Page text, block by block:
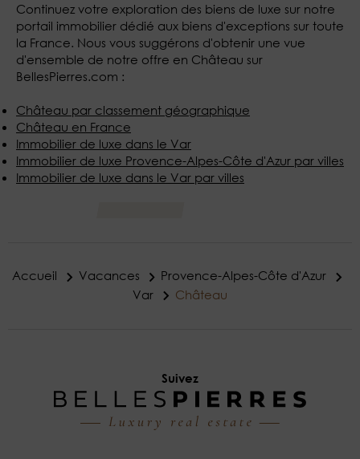
Continuez votre exploration des biens de luxe sur notre
portail immobilier dédié aux biens d'exceptions sur toute
la France. Nous vous suggérons d'obtenir une vue
d'ensemble de notre offre en Château sur
BellesPierres.com :
Château par classement géographique
Château en France
Immobilier de luxe dans le Var
Immobilier de luxe Provence-Alpes-Côte d'Azur par villes
Immobilier de luxe dans le Var par villes
Accueil Vacances
Provence-Alpes-Côte d'Azur
Var
Château
Suivez